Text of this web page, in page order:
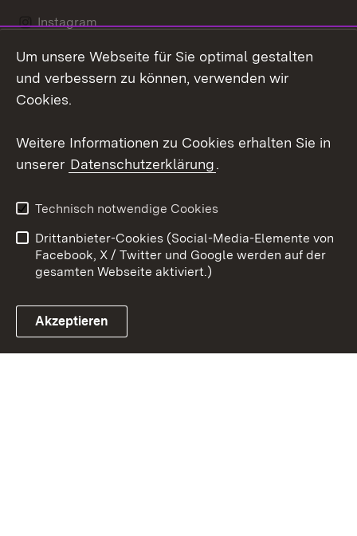
Instagram
LinkedIn
Link zum Landesportal
Datenschutz
Barrierefreiheit
Impressum
Cookies
Um unsere Webseite für Sie optimal gestalten
und verbessern zu können, verwenden wir
Cookies.
Weitere Informationen zu Cookies erhalten Sie in
unserer Datenschutzerklärung.
Technisch notwendige Cookies
Drittanbieter-Cookies (Social-Media-Elemente von
Facebook, X / Twitter und Google werden auf der
gesamten Webseite aktiviert.)
Akzeptieren